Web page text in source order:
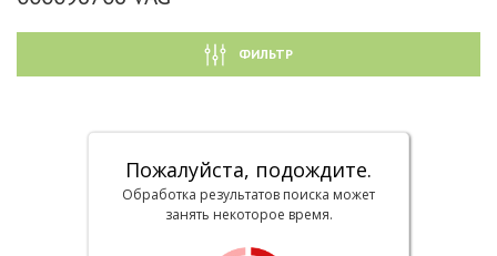
ФИЛЬТР
Пожалуйста, подождите.
Обработка результатов поиска может
занять некоторое время.